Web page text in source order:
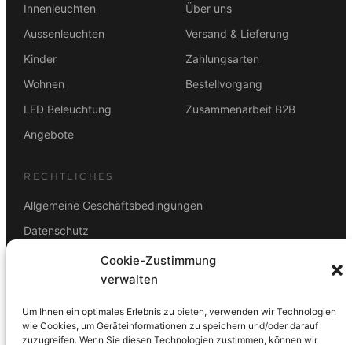
Cookie-Zustimmung
verwalten
Um Ihnen ein optimales Erlebnis zu bieten, verwenden wir Technologien
wie Cookies, um Geräteinformationen zu speichern und/oder darauf
zuzugreifen. Wenn Sie diesen Technologien zustimmen, können wir
Innenleuchten
Aussenleuchten
Kinder
Wohnen
LED Beleuchtung
Angebote
Über uns
Versand & Lieferung
Zahlungsarten
Bestellvorgang
Zusammenarbeit B2B
RECHTLICHES
Allgemeine Geschäftsbedingungen
Datenschutz
Rücktrittsbelehrung
ZAHLUNGSARTEN
Vorkasse Visa Mastercard Link PayPal G-Pay